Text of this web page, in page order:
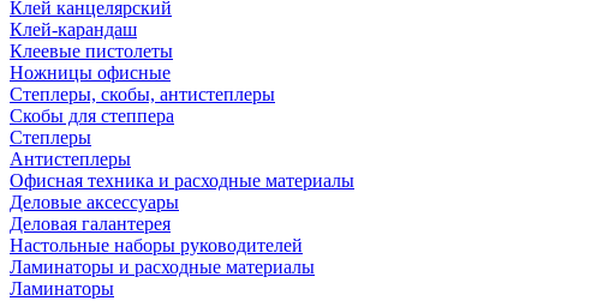
Клей канцелярский
Клей-карандаш
Клеевые пистолеты
Ножницы офисные
Степлеры, скобы, антистеплеры
Скобы для степпера
Степлеры
Антистеплеры
Офисная техника и расходные материалы
Деловые аксессуары
Деловая галантерея
Настольные наборы руководителей
Ламинаторы и расходные материалы
Ламинаторы